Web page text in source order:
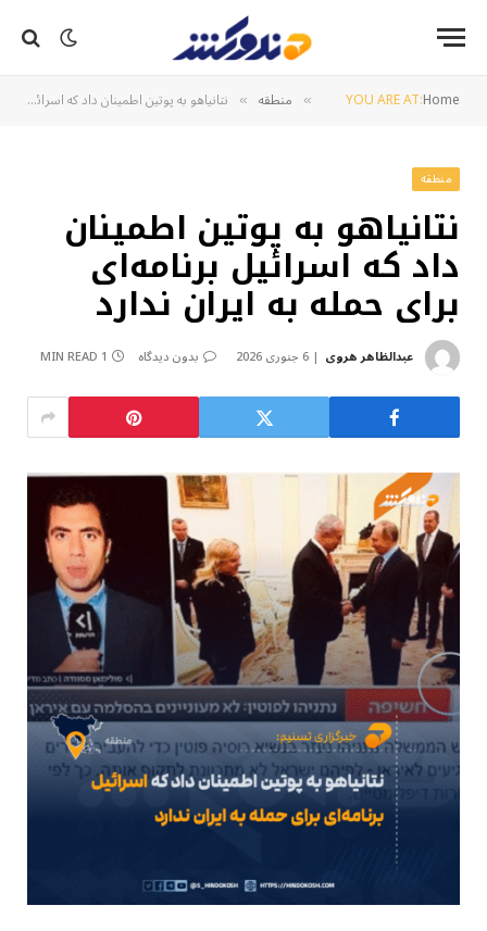
YOU ARE AT:Home
» منطقه » نتانیاهو به پوتین اطمینان داد که اسرائیل برنامه‌ای برای حمله به ایران ندارد
منطقه
نتانیاهو به پوتین اطمینان
داد که اسرائیل برنامه‌ای
برای حمله به ایران ندارد
عبدالظاهر هروی 6 جنوری 2026 بدون دیدگاه 1 MIN READ